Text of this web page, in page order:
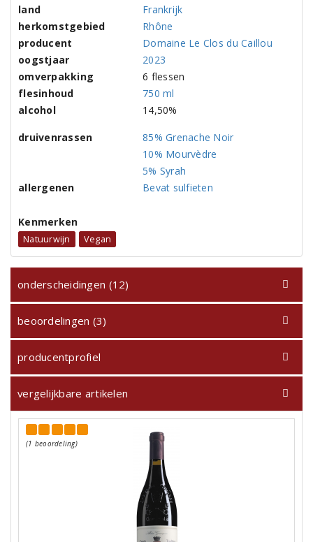
land
Frankrijk
herkomstgebied
Rhône
producent
Domaine Le Clos du Caillou
oogstjaar
2023
omverpakking
6 flessen
flesinhoud
750 ml
alcohol
14,50%
druivenrassen
85% Grenache Noir
10% Mourvèdre
5% Syrah
allergenen
Bevat sulfieten
Kenmerken
Natuurwijn Vegan
onderscheidingen (12)
beoordelingen (3)
producentprofiel
vergelijkbare artikelen
(1 beoordeling)